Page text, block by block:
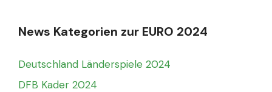
News Kategorien zur EURO 2024
Deutschland Länderspiele 2024
DFB Kader 2024